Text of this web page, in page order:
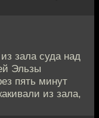
зала суда над
Эльзы
пять минут
из зала,